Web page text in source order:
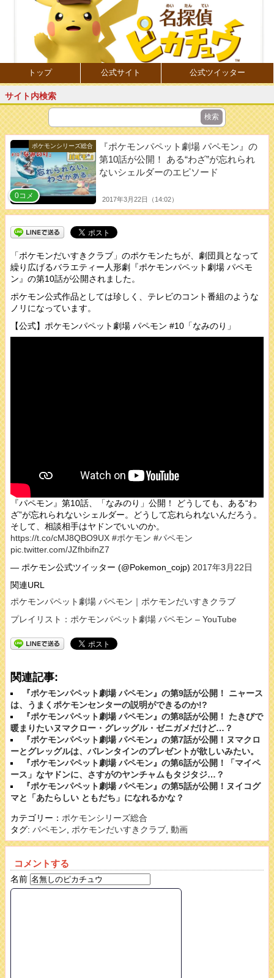
トップ 公式サイト 公式ツイッター
サイト内検索
ポケモンシリーズ総合
2017年3月22日（14:02）
『ポケモンパペット劇場 パペモン』の
第10話が公開！ ある“わざ”が忘れられ
ないシェルダーのエピソード
0コメ
「ポケモンだいすきクラブ」のポケモンたちが、劇団員となって
繰り広げるバラエティー人形劇『ポケモンパペット劇場 パペモ
ン』の第10話が公開されました。
ポケモン公式作品としては珍しく、テレビのコント番組のような
ノリになっています。
【公式】ポケモンパペット劇場 パペモン #10「なみのり」
『パペモン』第10話、「なみのり」公開！ どうしても、ある“わ
ざ”が忘れられないシェルダー。どうして忘れられないんだろう。
そして、相談相手はヤドンでいいのか。
https://t.co/cMJ8QBO9UX #ポケモン #パペモン
pic.twitter.com/JZfhbifnZ7
— ポケモン公式ツイッター (@Pokemon_cojp) 2017年3月22日
関連URL
ポケモンパペット劇場 パペモン｜ポケモンだいすきクラブ
プレイリスト：ポケモンパペット劇場 パペモン – YouTube
関連記事:
『ポケモンパペット劇場 パペモン』の第9話が公開！ ニャース
は、うまくポケモンセンターの説明ができるのか!?
『ポケモンパペット劇場 パペモン』の第8話が公開！ たきびで
暖まりたいヌマクロー・グレッグル・ゼニガメだけど…？
『ポケモンパペット劇場 パペモン』の第7話が公開！ヌマクロ
ーとグレッグルは、バレンタインのプレゼントが欲しいみたい。
『ポケモンパペット劇場 パペモン』の第6話が公開！「マイペ
ース」なヤドンに、さすがのヤンチャムもタジタジ…？
『ポケモンパペット劇場 パペモン』の第5話が公開！ヌイコグ
マと「あたらしい ともだち」になれるかな？
カテゴリー： ポケモンシリーズ総合
タグ: パペモン ポケモンだいすきクラブ 動画
コメントする
名前